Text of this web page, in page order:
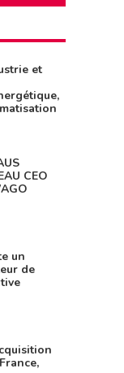
et
CEO
un
de